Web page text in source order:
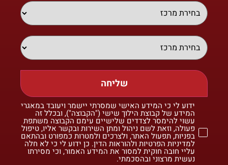
שליחה
ידוע לי כי המידע האישי שמסרתי יישמר ויעובד במאגרי
המידע של קבוצת הילוך שישי ("הקבוצה"), ובכלל זה
עשוי להימסר לצדדים שלישיים עימם הקבוצה משתפת
פעולה, וזאת לשם ניהול ומתן השירות ובקשר אליו, טיפול
בפניות, תפעול האתר, ולצרכים ולמטרות כמפורט ובהתאם
למדיניות הפרטיות ולהוראות הדין. כן ידוע לי כי לא חלה
עליי חובה חוקית למסור את המידע האמור, וכי מסירתו
נעשית מרצוני ובהסכמתי.